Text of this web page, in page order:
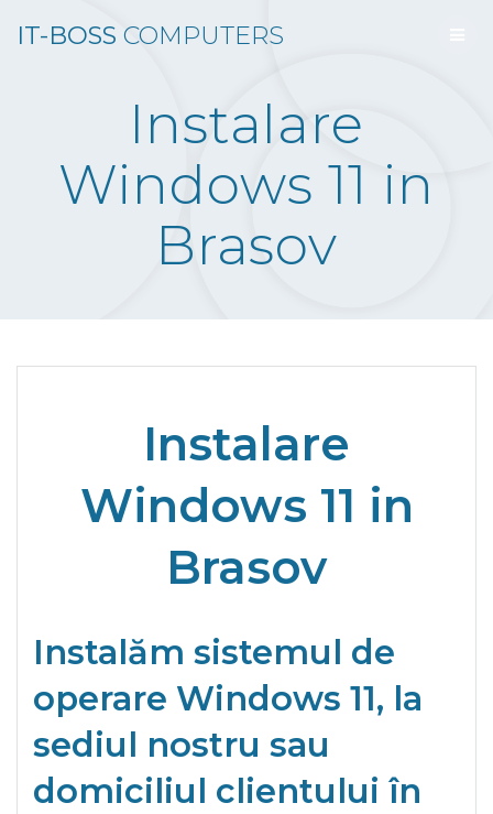
to
IT-BOSS COMPUTERS
Instalare
Windows 11 in
Brasov
Instalare
Windows 11 in
Brasov
Instalăm sistemul de
operare Windows 11, la
sediul nostru sau
domiciliul clientului în